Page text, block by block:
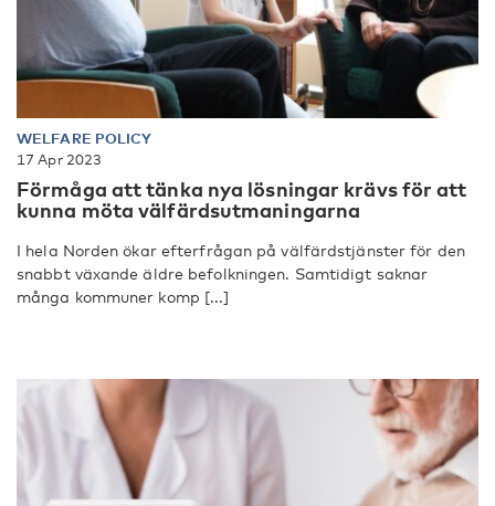
WELFARE POLICY
17 Apr 2023
Förmåga att tänka nya lösningar krävs för att
kunna möta välfärdsutmaningarna
I hela Norden ökar efterfrågan på välfärdstjänster för den
snabbt växande äldre befolkningen. Samtidigt saknar
många kommuner komp [...]